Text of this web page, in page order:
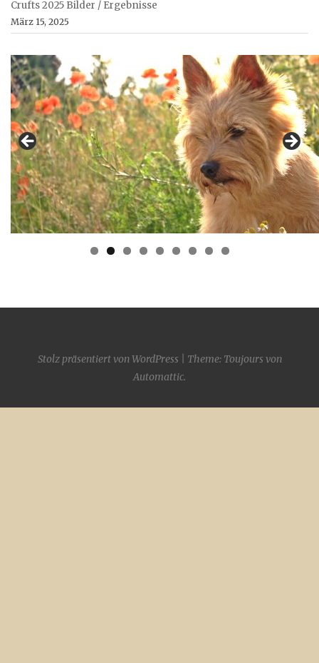
Crufts 2025 Bilder / Ergebnisse
März 15, 2025
Stolz präsentiert von WordPress
Theme: Toujours von
Automattic.